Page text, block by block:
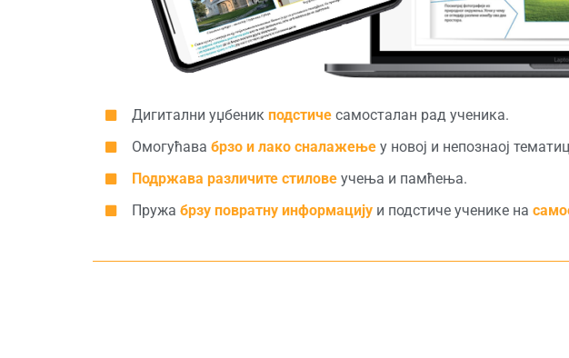
Дигитални уџбеникподстиче самосталан рад ученика.
Омогућава брзо и лако сналажење у новој и непознаој
Подржава различите стиловеучења и памћења.
Пружа брзу повратну информацијуи подстиче ученике на